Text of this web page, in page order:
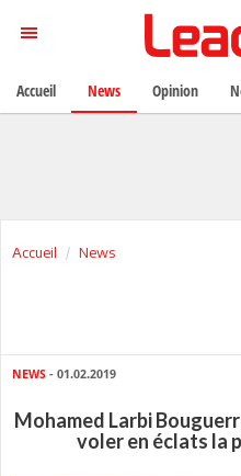
Accueil News
NEWS - 01.02.2019
Mohamed Larbi
voler en éclats la
Accueil News Opinion